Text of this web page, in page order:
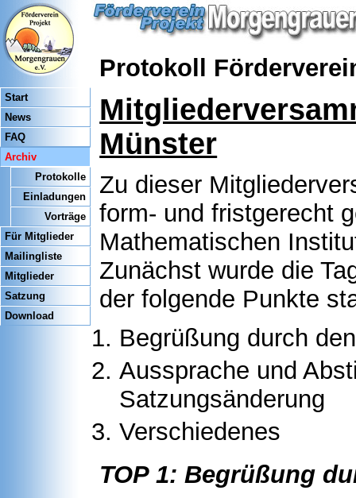
Start
News
FAQ
Archiv
Protokolle
Einladungen
Vorträge
Für Mitglieder
Mailingliste
Mitglieder
Satzung
Download
Protokoll
Münster
Zu dieser
form- und fristgerecht
Mathematischen
Zunächst wurde die
der folgende Punkte
Begrüßung durch
Aussprache und
Satzungsänderung
Verschiedenes
TOP 1: Begrüßung